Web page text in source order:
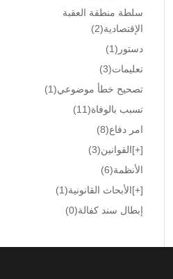
سلطة منطقة العقبة
الإقتصادية(2)
دستور (1)
تعليمات(3)
تصحيح خطأ موضوعي(1)
تسبب بالوفاة(11)
امر دفاع(8)
[+]القوانين(3)
الأنظمة(6)
[+]الأبحاث القانونية(1)
إبطال سند كفالة(0)